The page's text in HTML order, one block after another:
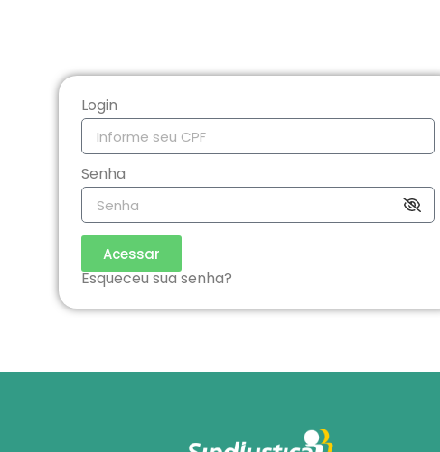
Login
Senha
Acessar
Esqueceu sua senha?